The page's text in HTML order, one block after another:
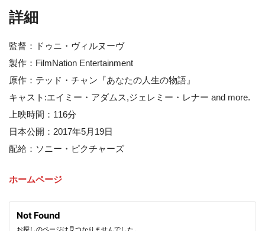
詳細
監督：ドゥニ・ヴィルヌーヴ
製作：FilmNation Entertainment
原作：テッド・チャン『あなたの人生の物語』
キャスト:エイミー・アダムス,ジェレミー・レナー and more.
上映時間：116分
日本公開：2017年5月19日
配給：ソニー・ピクチャーズ
ホームページ